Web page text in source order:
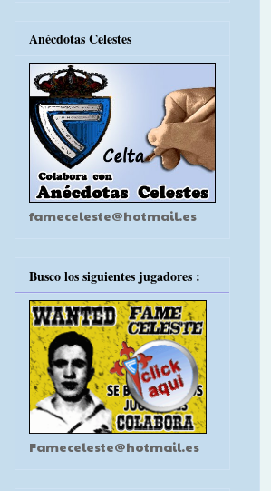
Anécdotas Celestes
fameceleste@hotmail.es
Busco los siguientes jugadores :
Fameceleste@hotmail.es